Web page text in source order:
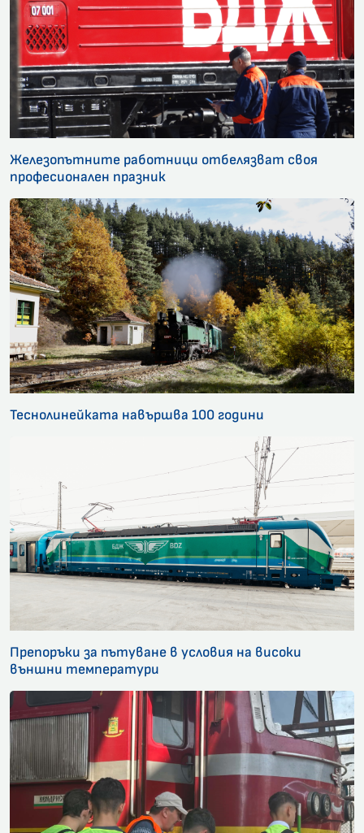
Железопътните работници отбелязват своя
професионален празник
Теснолинейката навършва 100 години
Препоръки за пътуване в условия на високи
външни температури